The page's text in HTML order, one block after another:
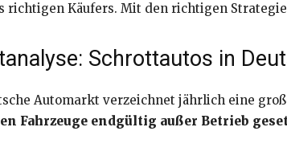
richtigen Käufers. Mit den richtigen
Schrottautos in
Automarkt verzeichnet jährlich eine
Fahrzeuge endgültig außer Betrieb